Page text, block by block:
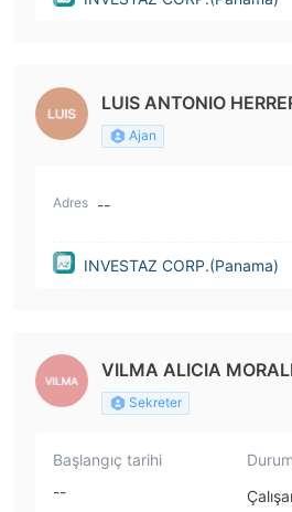
LUIS ANTONIO
Ajan
Adres --
INVESTAZ CORP.(Panama)
VILMA ALICIA
Sekreter
Başlangıç tarihi
--
Durum